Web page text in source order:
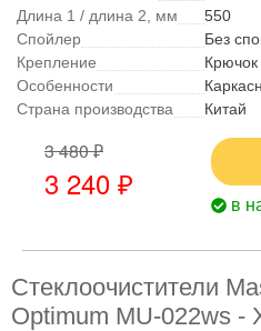
Длина 1 / длина 2, мм
550
Спойлер
Без
Крепление
Особенности
Страна производства
Китай
3 480 ₽
3 240 ₽
в
Стеклоочистители
Optimum MU-022ws -